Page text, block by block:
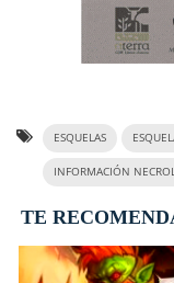
ESQUELAS
INFORMACIÓN
TE